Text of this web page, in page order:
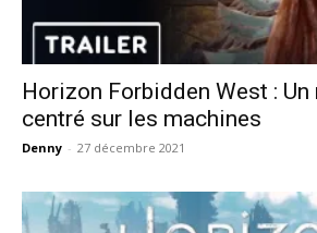
Horizon Forbidden West :
centré sur les machines
Denny - 27 décembre 2021